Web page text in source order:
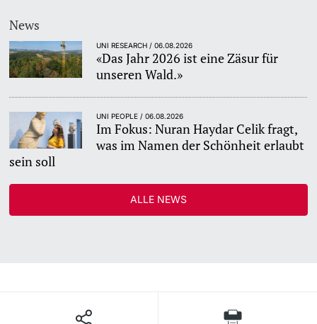
News
UNI RESEARCH / 06.08.2026
«Das Jahr 2026 ist eine Zäsur für
unseren Wald.»
UNI PEOPLE / 06.08.2026
Im Fokus: Nuran Haydar Celik fragt,
was im Namen der Schönheit erlaubt
sein soll
ALLE NEWS